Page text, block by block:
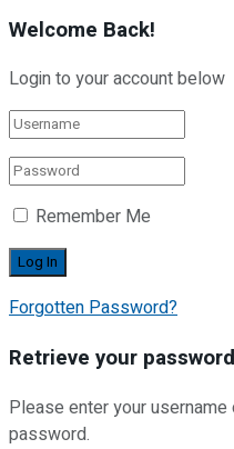
Welcome Back!
Login to your account below
Remember Me
Forgotten Password?
Retrieve your password
Please enter your
password.